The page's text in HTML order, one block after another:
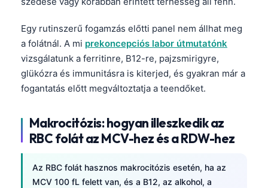
Egy rutinszerű fogamzás előtti panel nem állhat meg
a folátnál. A mi prekoncepciós labor útmutatónk
vizsgálatunk a ferritinre, B12-re, pajzsmirigyre,
glükózra és immunitásra is kiterjed, és gyakran már a
fogantatás előtt megváltoztatja a teendőket.
Makrocitózis: hogyan illeszkedik az
RBC folát az MCV-hez és a RDW-hez
Az RBC folát hasznos makrocitózis esetén, ha az
MCV 100 fL felett van, és a B12, az alkohol, a